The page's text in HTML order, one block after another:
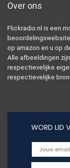
Over ons
Flickradio.nl is een
op amazon en u op
Alle afbeeldingen
respectievelijke
respectievelijke
WORD LID